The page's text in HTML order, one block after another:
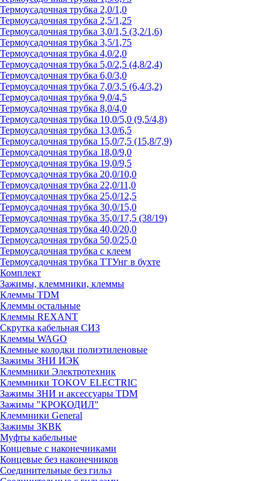
Термоусадочная трубка 2,0/1,0
Термоусадочная трубка 2,5/1,25
Термоусадочная трубка 3,0/1,5 (3,2/1,6)
Термоусадочная трубка 3,5/1,75
Термоусадочная трубка 4,0/2,0
Термоусадочная трубка 5,0/2,5 (4,8/2,4)
Термоусадочная трубка 6,0/3,0
Термоусадочная трубка 7,0/3,5 (6,4/3,2)
Термоусадочная трубка 9,0/4,5
Термоусадочная трубка 8,0/4,0
Термоусадочная трубка 10,0/5,0 (9,5/4,8)
Термоусадочная трубка 13,0/6,5
Термоусадочная трубка 15,0/7,5 (15,8/7,9)
Термоусадочная трубка 18,0/9,0
Термоусадочная трубка 19,0/9,5
Термоусадочная трубка 20,0/10,0
Термоусадочная трубка 22,0/11,0
Термоусадочная трубка 25,0/12,5
Термоусадочная трубка 30,0/15,0
Термоусадочная трубка 35,0/17,5 (38/19)
Термоусадочная трубка 40,0/20,0
Термоусадочная трубка 50,0/25,0
Термоусадочная трубка с клеем
Термоусадочная трубка ТТУнг в бухте
Комплект
Зажимы, клеммники, клеммы
Клеммы TDM
Клеммы остальные
Клеммы REXANT
Скрутка кабельная СИЗ
Клеммы WAGO
Клемные колодки полиэтиленовые
Зажимы ЗНИ ИЭК
Клеммники Электротехник
Клеммники TOKOV ELECTRIC
Зажимы ЗНИ и аксессуары TDM
Зажимы "КРОКОДИЛ"
Клеммники General
Зажимы 3КВК
Муфты кабельные
Концевые с наконечниками
Концевые без наконечников
Соединительные без гильз